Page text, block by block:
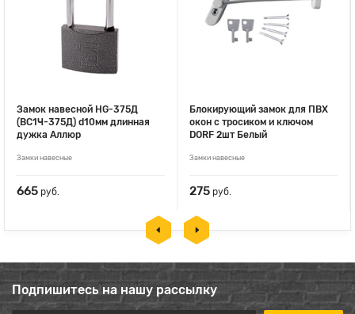
Замок навесной HG-375Д
(BC1Ч-375Д) d10мм длинная
дужка Аллюр
Замки навесные
665 руб.
Блокирующий замок для ПВХ
окон с тросиком и ключом
DORF 2шт Белый
Замки навесные
275 руб.
Подпишитесь на нашу рассылку